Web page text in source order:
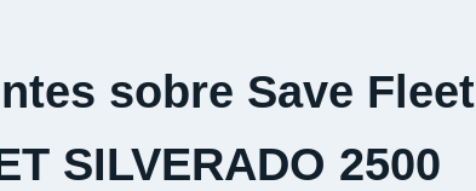
sobre Save Fleet
SILVERADO 2500